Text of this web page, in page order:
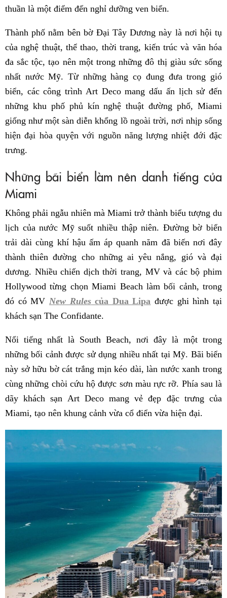
thuần là một điểm đến nghỉ dưỡng ven biển.
Thành phố nằm bên bờ Đại Tây Dương này là nơi hội tụ
của nghệ thuật, thể thao, thời trang, kiến trúc và văn hóa
đa sắc tộc, tạo nên một trong những đô thị giàu sức sống
nhất nước Mỹ. Từ những hàng cọ đung đưa trong gió
biển, các công trình Art Deco mang dấu ấn lịch sử đến
những khu phố phủ kín nghệ thuật đường phố, Miami
giống như một sàn diễn khổng lồ ngoài trời, nơi nhịp sống
hiện đại hòa quyện với nguồn năng lượng nhiệt đới đặc
trưng.
Những bãi biển làm nên danh tiếng của
Miami
Không phải ngẫu nhiên mà Miami trở thành biểu tượng du
lịch của nước Mỹ suốt nhiều thập niên. Đường bờ biển
trải dài cùng khí hậu ấm áp quanh năm đã biến nơi đây
thành thiên đường cho những ai yêu nắng, gió và đại
dương. Nhiều chiến dịch thời trang, MV và các bộ phim
Hollywood từng chọn Miami Beach làm bối cảnh, trong
đó có MV New Rulescủa Dua Lipa được ghi hình tại
khách sạn The Confidante.
Nổi tiếng nhất là South Beach, nơi đây là một trong
những bối cảnh được sử dụng nhiều nhất tại Mỹ. Bãi biển
này sở hữu bờ cát trắng mịn kéo dài, làn nước xanh trong
cùng những chòi cứu hộ được sơn màu rực rỡ. Phía sau là
dãy khách sạn Art Deco mang vẻ đẹp đặc trưng của
Miami, tạo nên khung cảnh vừa cổ điển vừa hiện đại.